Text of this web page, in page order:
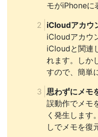
モがiPhoneに
iCloudアカウ
iCloudアカウ
iCloudと関連
れます。しか
すので、簡単
思わずにメモ
誤動作でメモ
く発生します
しでメモを復